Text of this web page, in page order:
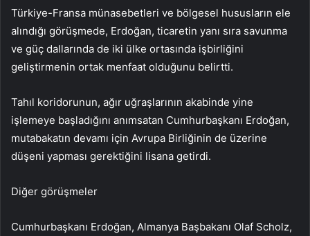
Türkiye-Fransa münasebetleri ve bölgesel hususların ele
alındığı görüşmede, Erdoğan, ticaretin yanı sıra savunma
ve güç dallarında de iki ülke ortasında işbirliğini
geliştirmenin ortak menfaat olduğunu belirtti.
Tahıl koridorunun, ağır uğraşlarının akabinde yine
işlemeye başladığını anımsatan Cumhurbaşkanı Erdoğan,
mutabakatın devamı için Avrupa Birliğinin de üzerine
düşeni yapması gerektiğini lisana getirdi.
Diğer görüşmeler
Cumhurbaşkanı Erdoğan, Almanya Başbakanı Olaf Scholz,